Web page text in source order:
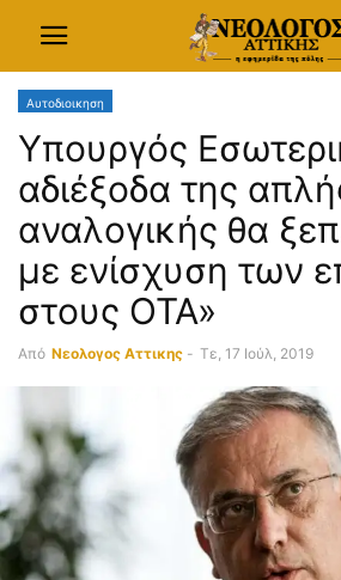
Αυτοδιοικηση
Υπουργός
αδιέξοδα της
αναλογικής θα
με ενίσχυση των
στους ΟΤΑ»
Από Νεολογος Αττικης - Τε, 17 Ιούλ, 2019